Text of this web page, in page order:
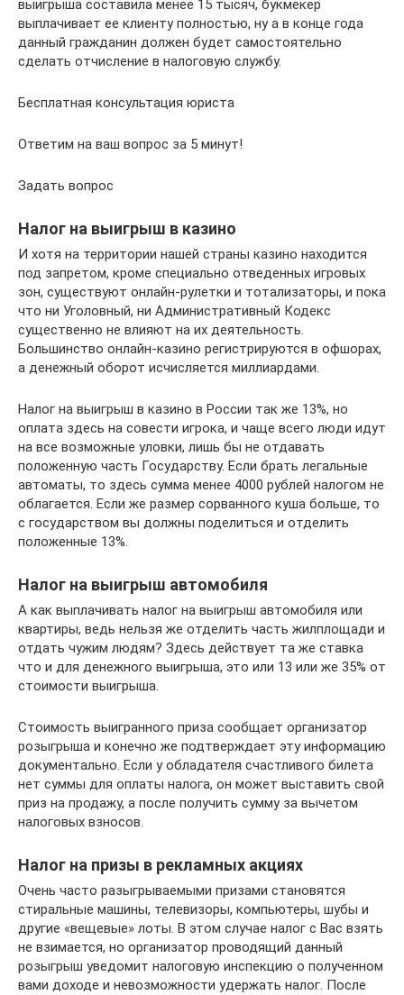
выигрыша составила менее 15 тысяч, букмекер
выплачивает ее клиенту полностью, ну а в конце года
данный гражданин должен будет самостоятельно
сделать отчисление в налоговую службу.
Бесплатная консультация юриста
Ответим на ваш вопрос за 5 минут!
Задать вопрос
Налог на выигрыш в казино
И хотя на территории нашей страны казино находится
под запретом, кроме специально отведенных игровых
зон, существуют онлайн-рулетки и тотализаторы, и пока
что ни Уголовный, ни Административный Кодекс
существенно не влияют на их деятельность.
Большинство онлайн-казино регистрируются в офшорах,
а денежный оборот исчисляется миллиардами.
Налог на выигрыш в казино в России так же 13%, но
оплата здесь на совести игрока, и чаще всего люди идут
на все возможные уловки, лишь бы не отдавать
положенную часть Государству. Если брать легальные
автоматы, то здесь сумма менее 4000 рублей налогом не
облагается. Если же размер сорванного куша больше, то
с государством вы должны поделиться и отделить
положенные 13%.
Налог на выигрыш автомобиля
А как выплачивать налог на выигрыш автомобиля или
квартиры, ведь нельзя же отделить часть жилплощади и
отдать чужим людям? Здесь действует та же ставка
что и для денежного выигрыша, это или 13 или же 35% от
стоимости выигрыша.
Стоимость выигранного приза сообщает организатор
розыгрыша и конечно же подтверждает эту информацию
документально. Если у обладателя счастливого билета
нет суммы для оплаты налога, он может выставить свой
приз на продажу, а после получить сумму за вычетом
налоговых взносов.
Налог на призы в рекламных акциях
Очень часто разыгрываемыми призами становятся
стиральные машины, телевизоры, компьютеры, шубы и
другие «вещевые» лоты. В этом случае налог с Вас взять
не взимается, но организатор проводящий данный
розыгрыш уведомит налоговую инспекцию о полученном
вами доходе и невозможности удержать налог. После